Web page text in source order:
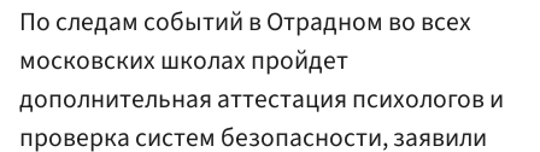
По следам событий в Отрадном во всех
московских школах пройдет
дополнительная аттестация психологов и
проверка систем безопасности, заявили